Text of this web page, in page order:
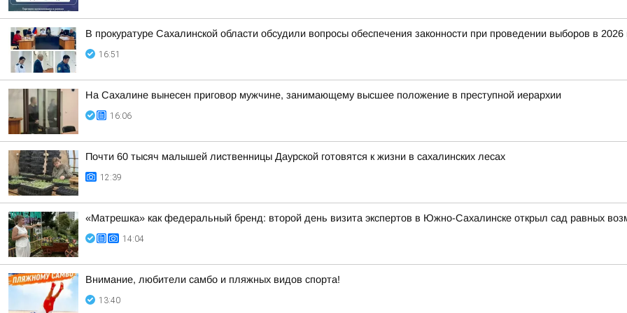
В прокуратуре Сахалинской области обсудили вопросы обеспечения законности при проведении выборов в 2026
16:51
На Сахалине вынесен приговор мужчине, занимающему высшее положение в преступной иерархии
16:06
Почти 60 тысяч малышей лиственницы Даурской готовятся к жизни в сахалинских лесах
12:39
«Матрешка» как федеральный бренд: второй день визита экспертов в Южно-Сахалинске открыл сад равных
14:04
Внимание, любители самбо и пляжных видов спорта!
13:40